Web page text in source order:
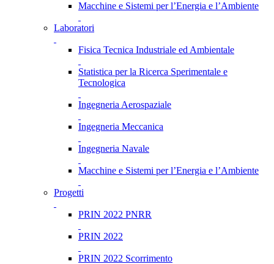
Macchine e Sistemi per l’Energia e l’Ambiente
Laboratori
Fisica Tecnica Industriale ed Ambientale
Statistica per la Ricerca Sperimentale e
Tecnologica
Ingegneria Aerospaziale
Ingegneria Meccanica
Ingegneria Navale
Macchine e Sistemi per l’Energia e l’Ambiente
Progetti
PRIN 2022 PNRR
PRIN 2022
PRIN 2022 Scorrimento